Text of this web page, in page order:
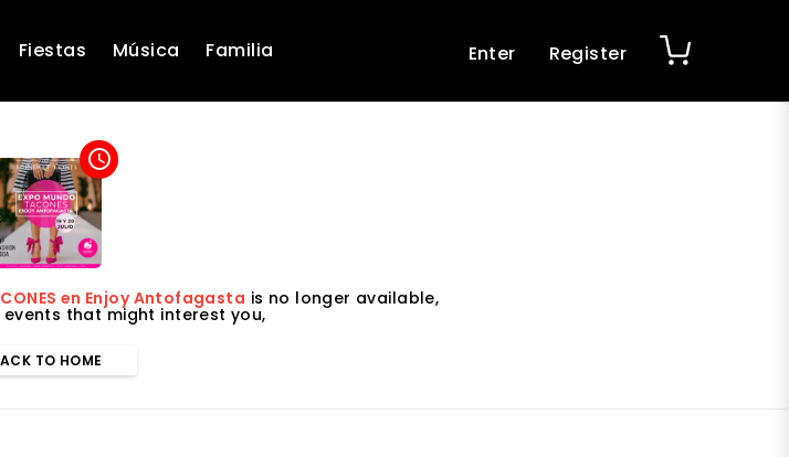
Fiestas Música Familia Enter Register
access_time
en Enjoy Antofagasta is no longer available,
that might interest you,
TO HOME